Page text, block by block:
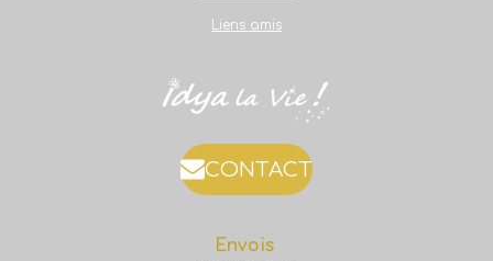
Liens amis
CONTACT
Envois